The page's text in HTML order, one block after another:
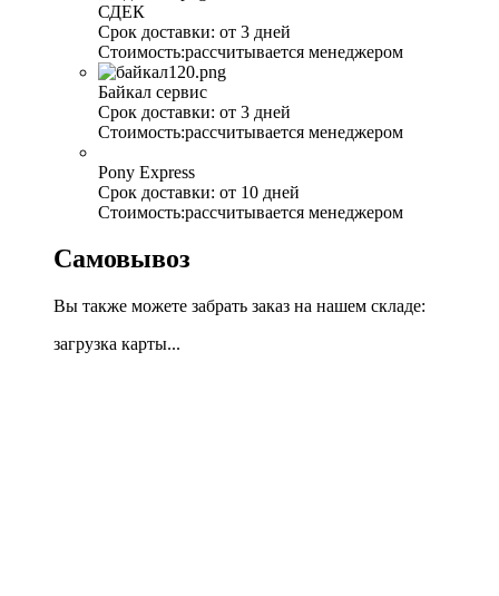
СДЕК
Срок доставки: от 3 дней
Стоимость:рассчитывается менеджером
Байкал сервис
Срок доставки: от 3 дней
Стоимость:рассчитывается менеджером
Pony Express
Срок доставки: от 10 дней
Стоимость:рассчитывается менеджером
Самовывоз
Вы также можете забрать заказ на нашем складе:
загрузка карты...